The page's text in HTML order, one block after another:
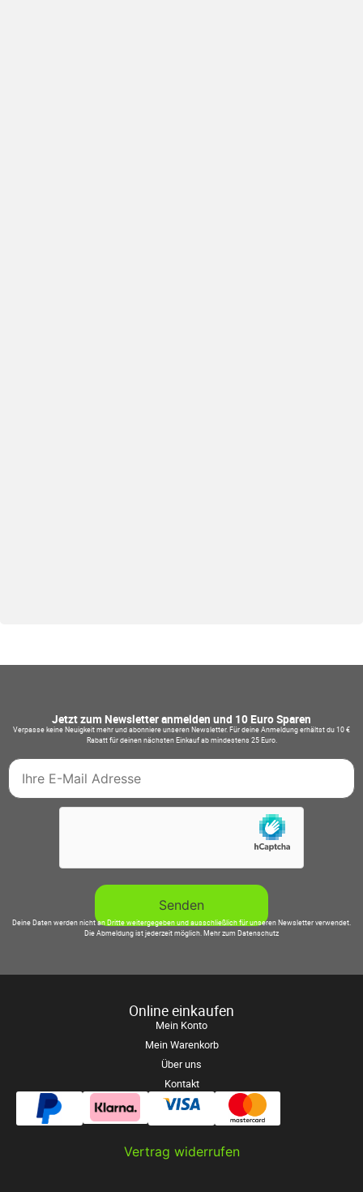
Jetzt zum Newsletter anmelden und 10 Euro Sparen
Verpasse keine Neuigkeit mehr und abonniere unseren Newsletter. Für deine Anmeldung erhältst du 10 €
Rabatt für deinen nächsten Einkauf ab mindestens 25 Euro.
Deine Daten werden nicht an Dritte weitergegeben und ausschließlich für unseren Newsletter verwendet.
Die Abmeldung ist jederzeit möglich.Mehr zum Datenschutz
Online einkaufen
Mein Konto
Mein Warenkorb
Über uns
Kontakt
Vertrag widerrufen